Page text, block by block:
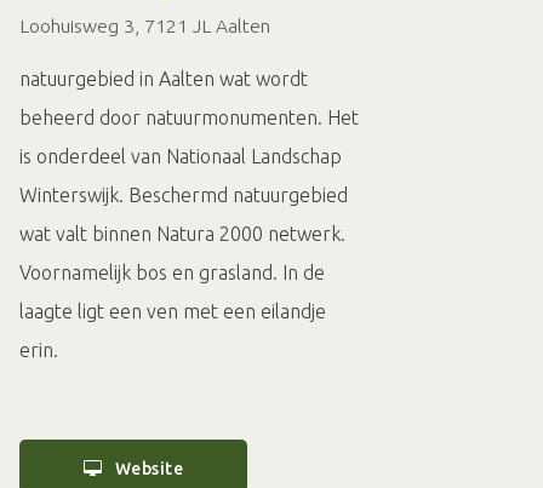
Loohuisweg 3, 7121 JL Aalten
natuurgebied in Aalten wat wordt
beheerd door natuurmonumenten. Het
is onderdeel van Nationaal Landschap
Winterswijk. Beschermd natuurgebied
wat valt binnen Natura 2000 netwerk.
Voornamelijk bos en grasland. In de
laagte ligt een ven met een eilandje
erin.
Website